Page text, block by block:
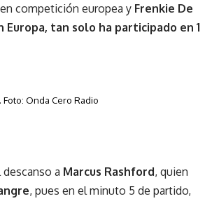
competición europea y Frenkie De
tan solo ha participado en 1
Onda Cero Radio
a Marcus Rashford, quien
, pues en el minuto 5 de partido,